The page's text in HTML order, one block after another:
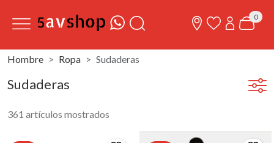
0
Hombre Ropa Sudaderas
Sudaderas
361 artículos mostrados